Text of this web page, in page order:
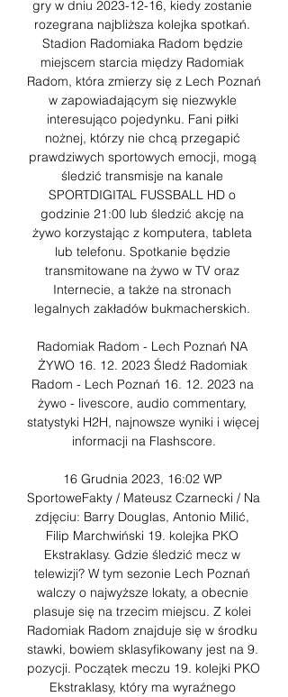
gry w dniu 2023-12-16, kiedy zostanie
rozegrana najbliższa kolejka spotkań.
Stadion Radomiaka Radom będzie
miejscem starcia między Radomiak
Radom, która zmierzy się z Lech Poznań
w zapowiadającym się niezwykle
interesująco pojedynku. Fani piłki
nożnej, którzy nie chcą przegapić
prawdziwych sportowych emocji, mogą
śledzić transmisje na kanale
SPORTDIGITAL FUSSBALL HD o
godzinie 21:00 lub śledzić akcję na
żywo korzystając z komputera, tableta
lub telefonu. Spotkanie będzie
transmitowane na żywo w TV oraz
Internecie, a także na stronach
legalnych zakładów bukmacherskich.
Radomiak Radom - Lech Poznań NA
ŻYWO 16. 12. 2023 Śledź Radomiak
Radom - Lech Poznań 16. 12. 2023 na
żywo - livescore, audio commentary,
statystyki H2H, najnowsze wyniki i więcej
informacji na Flashscore.
16 Grudnia 2023, 16:02 WP
SportoweFakty / Mateusz Czarnecki / Na
zdjęciu: Barry Douglas, Antonio Milić,
Filip Marchwiński 19. kolejka PKO
Ekstraklasy. Gdzie śledzić mecz w
telewizji? W tym sezonie Lech Poznań
walczy o najwyższe lokaty, a obecnie
plasuje się na trzecim miejscu. Z kolei
Radomiak Radom znajduje się w środku
stawki, bowiem sklasyfikowany jest na 9.
pozycji. Początek meczu 19. kolejki PKO
Ekstraklasy, który ma wyraźnego